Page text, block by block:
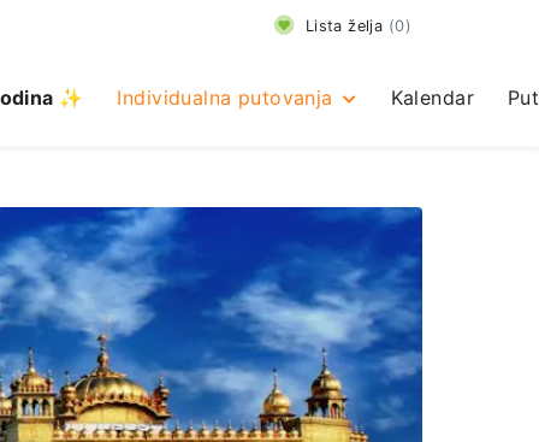
Lista želja (0)
✨ Individualna putovanja Kalendar